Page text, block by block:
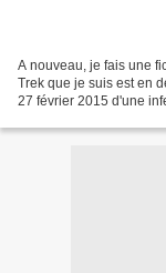
A nouveau, je fais une
Trek que je suis est en
27 février 2015 d'une